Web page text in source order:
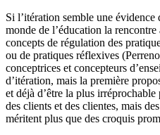
Si l’itération semble une
monde de l’éducation la
concepts de régulation des
ou de pratiques réflexives
conceptrices et concepteurs
d’itération, mais la première
et déjà d’être la plus
des clients et des clientes, mais
méritent plus que des croquis